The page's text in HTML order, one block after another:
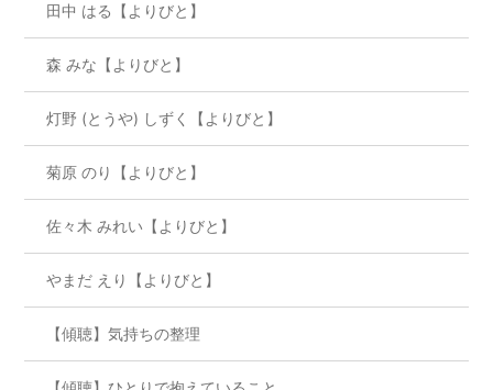
田中 はる【よりびと】
森 みな【よりびと】
灯野 (とうや) しずく【よりびと】
菊原 のり【よりびと】
佐々木 みれい【よりびと】
やまだ えり【よりびと】
【傾聴】気持ちの整理